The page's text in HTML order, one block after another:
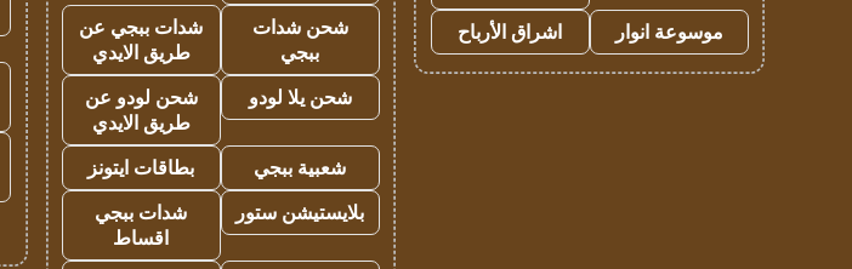
موسوعة انوار
اشراق الأرباح
شحن شدات
ببجي
شدات ببجي عن
طريق الايدي
شحن يلا لودو
شحن لودو عن
طريق الايدي
شعبية ببجي
بطاقات ايتونز
بلايستيشن ستور
شدات ببجي
اقساط